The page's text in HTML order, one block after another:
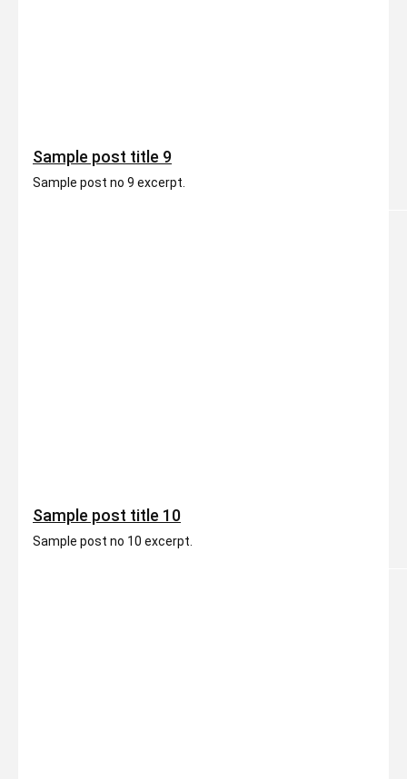
Sample post title 9
Sample post no 9 excerpt.
Sample post title 10
Sample post no 10 excerpt.